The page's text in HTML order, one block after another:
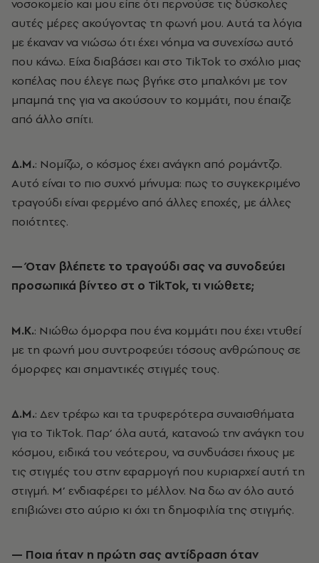
νοσοκομείο και μου είπε ότι περνούσε τις δύσκολες
αυτές μέρες ακούγοντας τη φωνή μου. Αυτά τα λόγια
με έκαναν να νιώσω ότι έχει νόημα να συνεχίσω αυτό
που κάνω. Είχα διαβάσει και στο TikTok το σχόλιο μιας
κοπέλας που έλεγε πως βγήκε στο μπαλκόνι με τον
μπαμπά της για να ακούσουν το κομμάτι, που έπαιζε
από άλλο σπίτι.
Δ.Μ.: Νομίζω, ο κόσμος έχει ανάγκη από ρομάντζο.
Αυτό είναι το πιο συχνό μήνυμα: πως το συγκεκριμένο
τραγούδι είναι φερμένο από άλλες εποχές, με άλλες
ποιότητες.
— Όταν βλέπετε το τραγούδι σας να συνοδεύει
προσωπικά βίντεο στ ο TikTok, τι νιώθετε;
Μ.Κ.: Νιώθω όμορφα που ένα κομμάτι που έχει ντυθεί
με τη φωνή μου συντροφεύει τόσους ανθρώπους σε
όμορφες και σημαντικές στιγμές τους.
Δ.Μ.: Δεν τρέφω και τα τρυφερότερα συναισθήματα
για το TikTok. Παρ’ όλα αυτά, κατανοώ την ανάγκη του
κόσμου, ειδικά του νεότερου, να συνδυάσει ήχους με
τις στιγμές του στην εφαρμογή που κυριαρχεί αυτή τη
στιγμή. Μ’ ενδιαφέρει το μέλλον. Να δω αν όλο αυτό
επιβιώνει στο αύριο κι όχι τη δημοφιλία της στιγμής.
— Ποια ήταν η πρώτη σας αντίδραση όταν